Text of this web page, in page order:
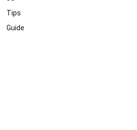
Tips
Guide